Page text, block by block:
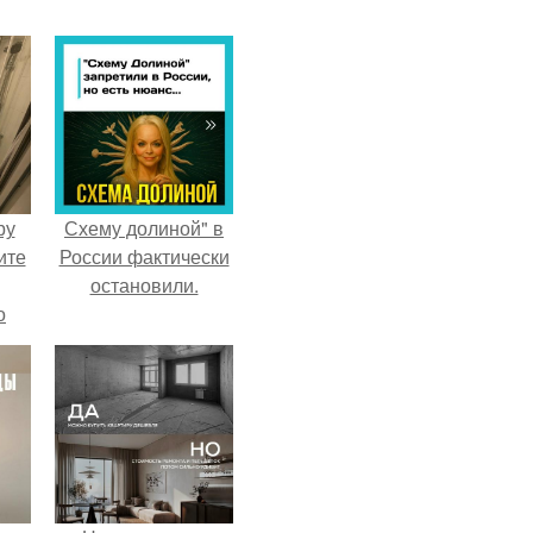
Схему долиной" в
России фактически
остановили.